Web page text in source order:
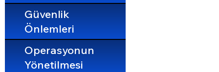
Güvenlik
Önlemleri
Operasyonun
Yönetilmesi